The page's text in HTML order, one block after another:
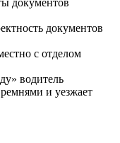
документов
документов
с отделом
водитель
и уезжает